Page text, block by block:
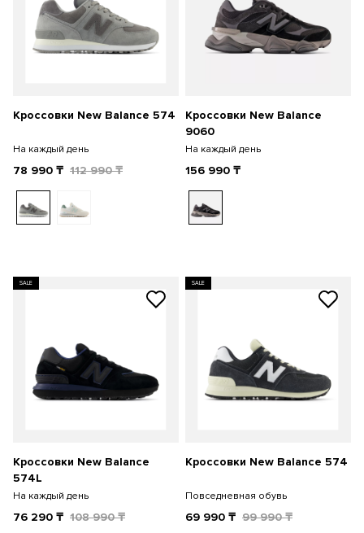
Кроссовки New Balance 574
На каждый день
78 990 ₸ 112 990₸
Кроссовки New Balance
9060
На каждый день
156 990 ₸
SALE
Кроссовки New Balance
574L
На каждый день
76 290 ₸ 108 990₸
SALE
Кроссовки New Balance 574
Повседневная обувь
69 990 ₸ 99 990₸